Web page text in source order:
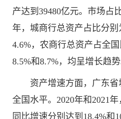
产达到39480亿元。市场占
年，城商行总资产占比分别
4.6%，农商行总资产占全国
8.5%和8.7%，均呈增长趋势
资产增速方面，广东
全国水平。2020年和2021
同比增速分别达到18.4%和